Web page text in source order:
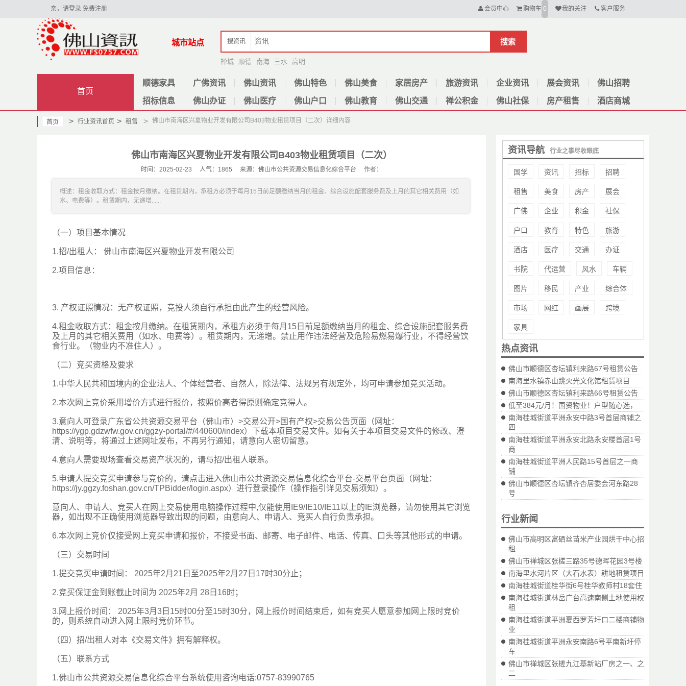
亲，请登录 免费注册 会员中心 购物车 0 我的关注 客户服务
城市站点 搜资讯 搜索
禅城 顺德 南海 三水 高明
首页
顺德家具 广佛资讯 佛山资讯 佛山特色 佛山美食 家居房产 旅游资讯 企业资讯 展会资讯 佛山招聘
招标信息 佛山办证 佛山医疗 佛山户口 佛山教育 佛山交通 禅公积金 佛山社保 房产租售 酒店商城
首页 > 行业资讯首页 > 租售 > 佛山市南海区兴夏物业开发有限公司B403物业租赁项目（二次） 详细内容
资讯导航 行业之事尽收眼底
国学 资讯 招标 招聘
租售 美食 房产 展会
广佛 企业 积金 社保
户口 教育 特色 旅游
酒店 医疗 交通 办证
书院 代运营 风水 车辆
图片 移民 产业 综合体
市场 网红 画展 跨境
家具
热点资讯
佛山市顺德区杏坛镇利来路67号租赁公告
南海里水镇赤山跳火光文化馆租赁项目
佛山市顺德区杏坛镇利来路66号租赁公告
低至384元/月！国资物业！户型随心选，
南海桂城街道平洲永安中路3号首层商铺之
四
南海桂城街道平洲永安北路永安楼首层1号
商
南海桂城街道平洲人民路15号首层之一商
铺
佛山市顺德区杏坛镇齐杏居委会河东路28
号
行业新闻
佛山市高明区富硒丝苗米产业园烘干中心招
租
佛山市禅城区张槎三路35号德晖花园3号楼
南海里水河片区（大石水表）耕地租赁项目
南海桂城街道桂华街6号桂华教师村18套住
南海桂城街道林岳广台高速南侧土地使用权
租
南海桂城街道平洲夏西罗芳圩口二楼商铺物
业
南海桂城街道平洲永安南路6号平南新圩停
车
佛山市禅城区张槎九江基新站厂房之一、之
二
佛山市南海区兴夏物业开发有限公司B403物业租赁项目（二次）
时间：2025-02-23 人气：1865 来源：佛山市公共资源交易信息化综合平台 作者：
概述：租金收取方式：租金按月缴纳。在租赁期内，承租方必须于每月15日前足额缴纳当月的租金、综合设施配套服务费及上月的其它相关费用（如
水、电费等）。租赁期内，无递增......
（一）项目基本情况
1.招/出租人： 佛山市南海区兴夏物业开发有限公司
2.项目信息：
3. 产权证照情况：无产权证照，竞投人须自行承担由此产生的经营风险。
4.租金收取方式：租金按月缴纳。在租赁期内，承租方必须于每月15日前足额缴纳当月的租金、综合设施配套服务费
及上月的其它相关费用（如水、电费等）。租赁期内，无递增。禁止用作违法经营及危险易燃易爆行业，不得经营饮
食行业。（物业内不准住人）。
（二）竞买资格及要求
1.中华人民共和国境内的企业法人、个体经营者、自然人，除法律、法规另有规定外，均可申请参加竞买活动。
2.本次网上竞价采用增价方式进行报价，按照价高者得原则确定竞得人。
3.意向人可登录广东省公共资源交易平台（佛山市）>交易公开>国有产权>交易公告页面（网址：
https://ygp.gdzwfw.gov.cn/ggzy-portal/#/440600/index）下载本项目交易文件。如有关于本项目交易文件的修改、澄
清、说明等，将通过上述网址发布，不再另行通知，请意向人密切留意。
4.意向人需要现场查看交易资产状况的，请与招/出租人联系。
5.申请人提交竞买申请参与竞价的，请点击进入佛山市公共资源交易信息化综合平台-交易平台页面（网址：
https://jy.ggzy.foshan.gov.cn/TPBidder/login.aspx）进行登录操作（操作指引详见交易须知）。
意向人、申请人、竞买人在网上交易使用电脑操作过程中,仅能使用IE9/IE10/IE11以上的IE浏览器，请勿使用其它浏览
器，如出现不正确使用浏览器导致出现的问题，由意向人、申请人、竞买人自行负责承担。
6.本次网上竞价仅接受网上竞买申请和报价，不接受书面、邮寄、电子邮件、电话、传真、口头等其他形式的申请。
（三）交易时间
1.提交竞买申请时间： 2025年2月21日至2025年2月27日17时30分止；
2.竞买保证金到账截止时间为 2025年2月 28日16时；
3.网上报价时间： 2025年3月3日15时00分至15时30分，网上报价时间结束后，如有竞买人愿意参加网上限时竞价
的，则系统自动进入网上限时竞价环节。
（四）招/出租人对本《交易文件》拥有解释权。
（五）联系方式
1.佛山市公共资源交易信息化综合平台系统使用咨询电话:0757-83990765